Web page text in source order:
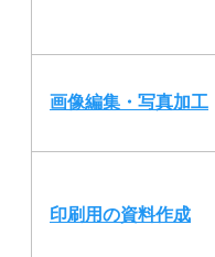
画像編集・写真加工
印刷用の資料作成